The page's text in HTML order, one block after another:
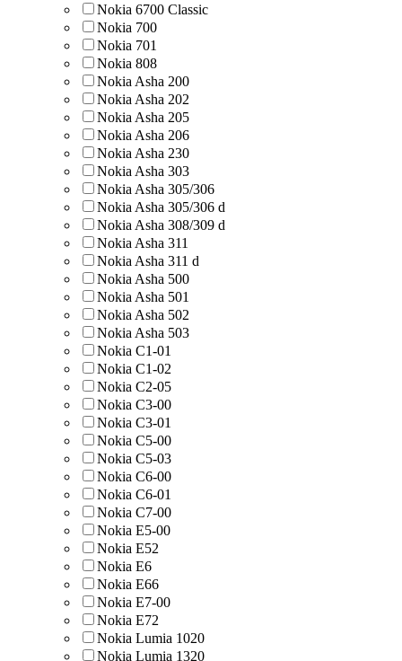
Nokia 6700 Classic
Nokia 700
Nokia 701
Nokia 808
Nokia Asha 200
Nokia Asha 202
Nokia Asha 205
Nokia Asha 206
Nokia Asha 230
Nokia Asha 303
Nokia Asha 305/306
Nokia Asha 305/306 d
Nokia Asha 308/309 d
Nokia Asha 311
Nokia Asha 311 d
Nokia Asha 500
Nokia Asha 501
Nokia Asha 502
Nokia Asha 503
Nokia C1-01
Nokia C1-02
Nokia C2-05
Nokia C3-00
Nokia C3-01
Nokia C5-00
Nokia C5-03
Nokia C6-00
Nokia C6-01
Nokia C7-00
Nokia E5-00
Nokia E52
Nokia E6
Nokia E66
Nokia E7-00
Nokia E72
Nokia Lumia 1020
Nokia Lumia 1320